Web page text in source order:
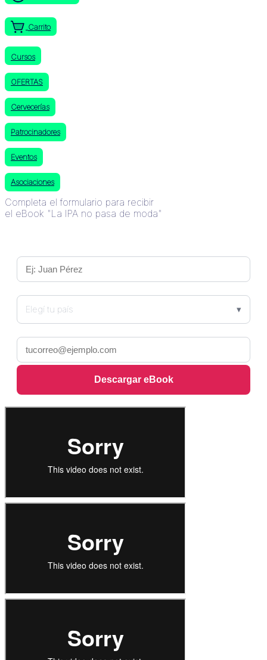
Carrito
Cursos
OFERTAS
Cervecerías
Patrocinadores
Eventos
Asociaciones
Completa el formulario para recibir
el eBook "La IPA no pasa de moda"
Elegí tu país
Descargar eBook